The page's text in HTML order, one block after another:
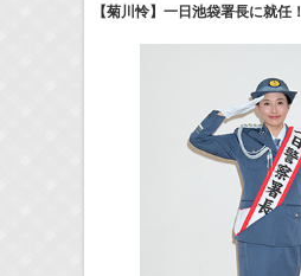
本日の出演情報8/6(Thu)
【菊川怜】一日池袋署長に就任！